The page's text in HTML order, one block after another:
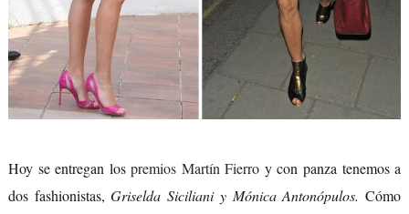
Hoy se entregan lospremios Martín Fierro y con panza tenemos a
dos fashionistas,Griselda Siciliani y Mónica Antonópulos. Cómo